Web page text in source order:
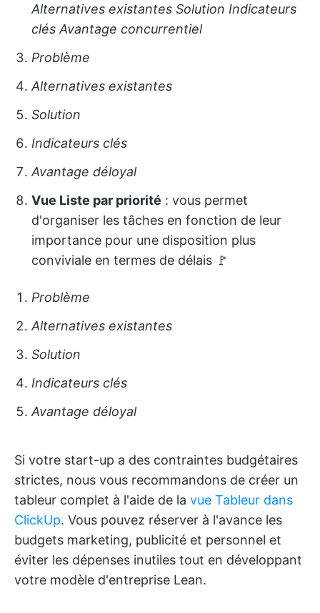
Alternatives existantes Solution Indicateurs
clés Avantage concurrentiel
Problème
Alternatives existantes
Solution
Indicateurs clés
Avantage déloyal
Vue Liste par priorité : vous permet
d'organiser les tâches en fonction de leur
importance pour une disposition plus
conviviale en termes de délais 🚩
Problème
Alternatives existantes
Solution
Indicateurs clés
Avantage déloyal
Si votre start-up a des contraintes budgétaires
strictes, nous vous recommandons de créer un
tableur complet à l'aide de la vue Tableur dans
ClickUp. Vous pouvez réserver à l'avance les
budgets marketing, publicité et personnel et
éviter les dépenses inutiles tout en développant
votre modèle d'entreprise Lean.